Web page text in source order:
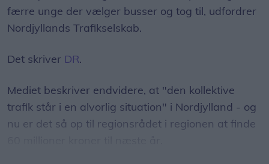
færre unge der vælger busser og tog til, udfordrer
Nordjyllands Trafikselskab.
Det skriver DR.
Mediet beskriver endvidere, at "den kollektive
trafik står i en alvorlig situation" i Nordjylland - og
nu er det så op til regionsrådet i regionen at finde